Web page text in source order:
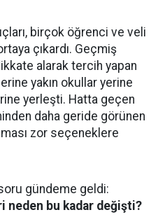
birçok öğrenci ve veli
çıkardı. Geçmiş
alarak tercih yapan
yakın okullar yerine
yerleşti. Hatta geçen
daha geride görünen
zor seçeneklere
gündeme geldi:
neden bu kadar değişti?